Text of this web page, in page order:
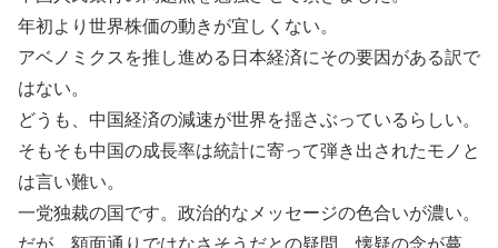
年初より世界株価の動きが宜しくない。
アベノミクスを推し進める日本経済にその要因がある訳で
はない。
どうも、中国経済の減速が世界を揺さぶっているらしい。
そもそも中国の成長率は統計に寄って弾き出されたモノと
は言い難い。
一党独裁の国です。政治的なメッセージの色合いが濃い。
だが、額面通りではなさそうだとの疑問、懐疑の念が蔓